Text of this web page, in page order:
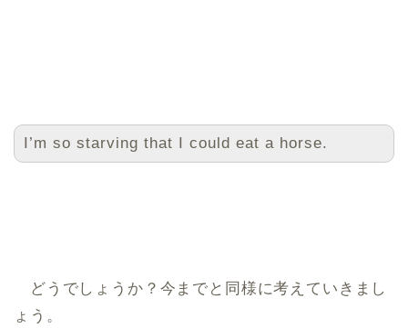
I’m so starving that I could eat a horse.
どうでしょうか？今までと同様に考えていきまし
ょう。